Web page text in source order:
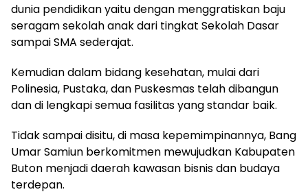
dunia pendidikan yaitu dengan menggratiskan baju
seragam sekolah anak dari tingkat Sekolah Dasar
sampai SMA sederajat.
Kemudian dalam bidang kesehatan, mulai dari
Polinesia, Pustaka, dan Puskesmas telah dibangun
dan di lengkapi semua fasilitas yang standar baik.
Tidak sampai disitu, di masa kepemimpinannya, Bang
Umar Samiun berkomitmen mewujudkan Kabupaten
Buton menjadi daerah kawasan bisnis dan budaya
terdepan.